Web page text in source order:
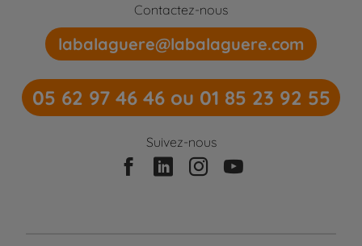
Contactez-nous
labalaguere@labalaguere.com
05 62 97 46 46 ou 01 85 23 92 55
Suivez-nous